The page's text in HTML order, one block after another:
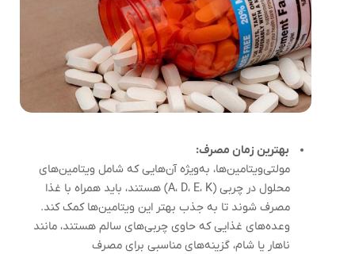
بهترین زمان مصرف:
مولتی‌ویتامین‌ها، به‌ویژه آن‌هایی که شامل ویتامین‌های
محلول در چربی (A، D، E، K) هستند، باید همراه با غذا
مصرف شوند تا به جذب بهتر این ویتامین‌ها کمک کند.
وعده‌های غذایی که حاوی چربی‌های سالم هستند، مانند
ناهار یا شام، گزینه‌های مناسبی برای مصرف